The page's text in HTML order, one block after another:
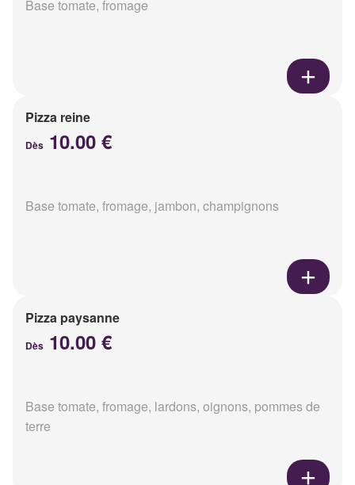
Base tomate, fromage
Pizza reine
Dès 10.00 €
Base tomate, fromage, jambon, champignons
Pizza paysanne
Dès 10.00 €
Base tomate, fromage, lardons, oignons, pommes de
terre